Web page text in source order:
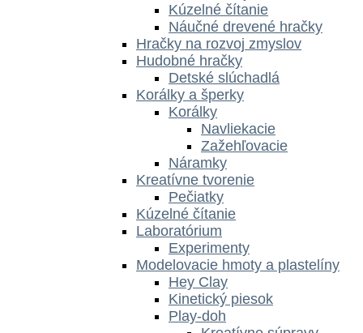
Kúzelné čítanie
Náučné drevené hračky
Hračky na rozvoj zmyslov
Hudobné hračky
Detské slúchadlá
Korálky a šperky
Korálky
Navliekacie
Zažehľovacie
Náramky
Kreatívne tvorenie
Pečiatky
Kúzelné čítanie
Laboratórium
Experimenty
Modelovacie hmoty a plastelíny
Hey Clay
Kinetický piesok
Play-doh